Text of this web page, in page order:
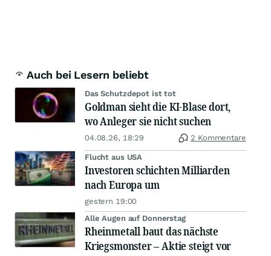
Auch bei Lesern beliebt
Das Schutzdepot ist tot
Goldman sieht die KI-Blase dort,
wo Anleger sie nicht suchen
04.08.26, 18:29 2 Kommentare
Flucht aus USA
Investoren schichten Milliarden
nach Europa um
gestern 19:00
Alle Augen auf Donnerstag
Rheinmetall baut das nächste
Kriegsmonster – Aktie steigt vor